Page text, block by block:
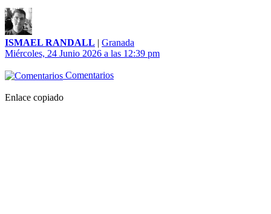
ISMAEL RANDALL | Granada
Miércoles, 24 Junio 2026 a las 12:39 pm
Comentarios
Enlace copiado